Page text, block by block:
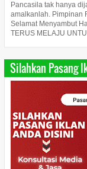
Pancasila tak hanya
amalkanlah. Pimpinan
Selamat Menyambut
TERUS MELAJU
Silahkan Pasang